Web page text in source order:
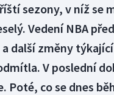
sezony, v níž se
Vedení NBA
další změny
V poslední
Poté, co se dnes